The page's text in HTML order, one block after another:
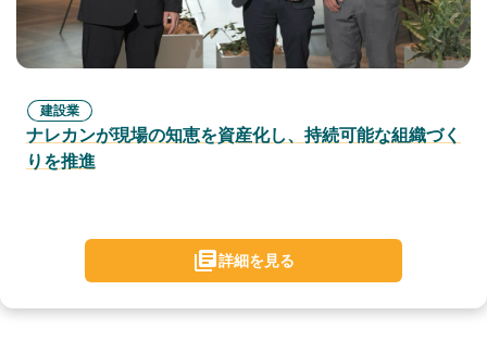
建設業
ナレカンが現場の知恵を資産化し、持続可能な組織づく
りを推進
詳細を見る